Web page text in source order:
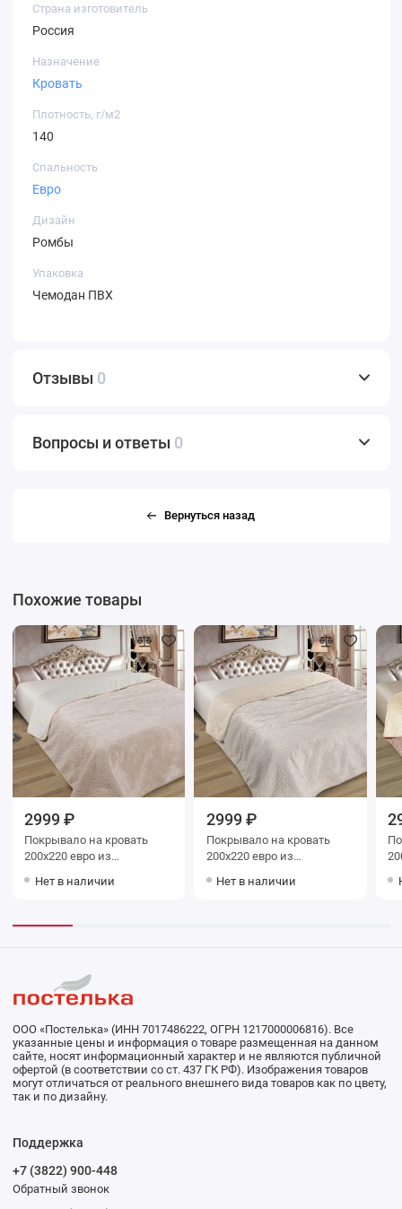
Страна изготовитель
Россия
Назначение
Кровать
Плотность, г/м2
140
Спальность
Евро
Дизайн
Ромбы
Упаковка
Чемодан ПВХ
Отзывы 0
Вопросы и ответы 0
Вернуться назад
Похожие товары
2999 ₽
Покрывало на кровать
200х220 евро из
м2 бежевое Орнамент
Нет в наличии
2999 ₽
Покрывало на кровать
200х220 евро из
м2 белое Орнамент
Нет в наличии
м2
ООО «Постелька» (ИНН 7017486222, ОГРН 1217000006816). Все
указанные цены и информация о товаре размещенная на данном
сайте, носят информационный характер и не являются публичной
офертой (в соответствии со ст. 437 ГК РФ). Изображения товаров
могут отличаться от реального внешнего вида товаров как по цвету,
так и по дизайну.
Поддержка
+7 (3822) 900-448
Обратный звонок